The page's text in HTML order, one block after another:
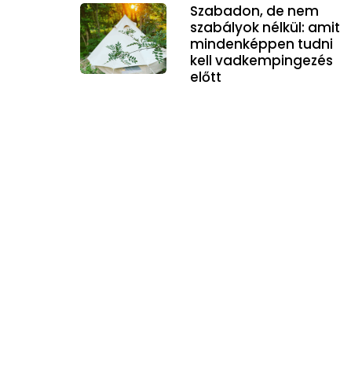
Szabadon, de nem
szabályok nélkül: amit
mindenképpen tudni
kell vadkempingezés
előtt